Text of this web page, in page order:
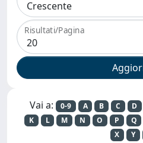
Risultati/Pagina
Vai a: 0-9 A B C D
K
L M N O P Q
X
Y